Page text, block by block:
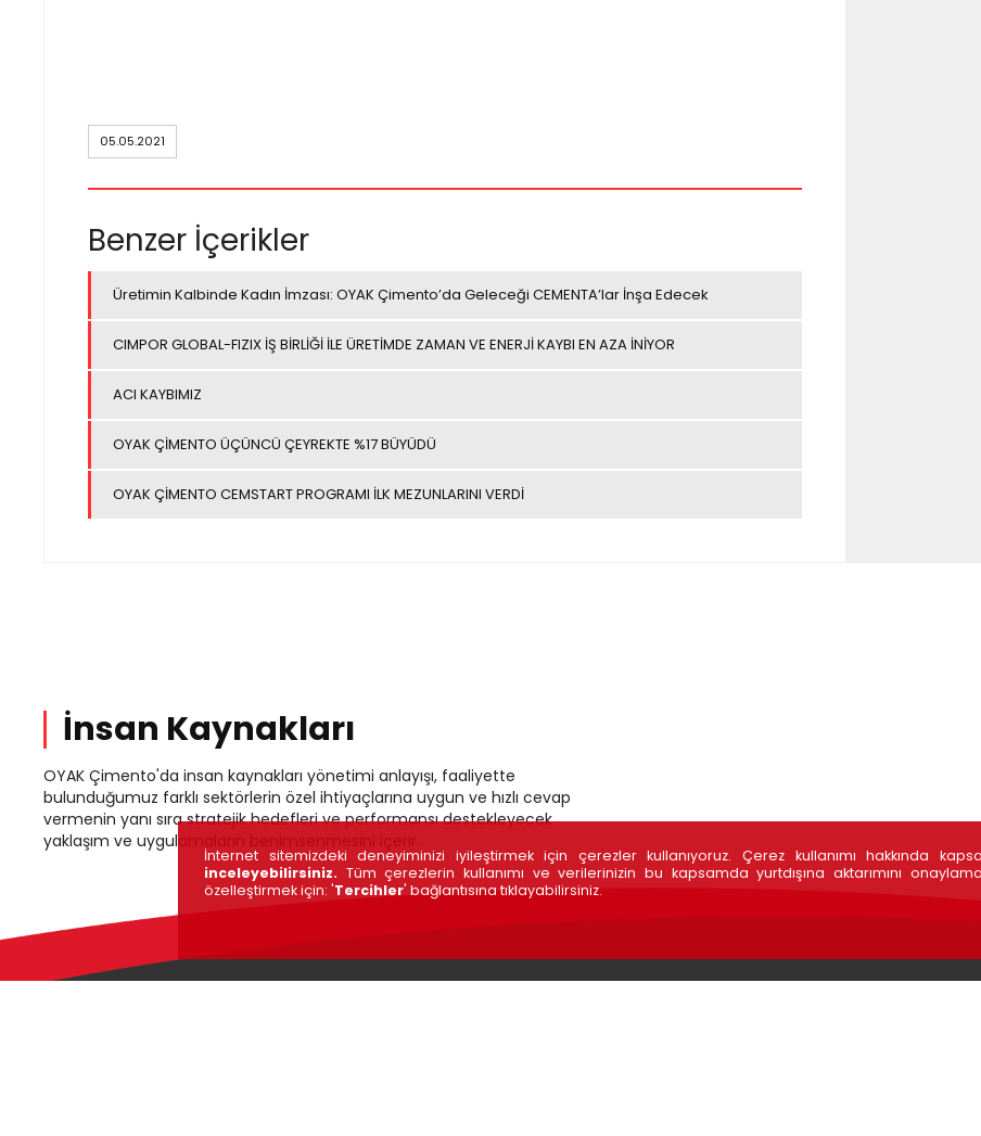
05.05.2021
Benzer İçerikler
Üretimin Kalbinde Kadın İmzası: OYAK Çimento’da Geleceği CEMENTA’lar İnşa Edecek
CIMPOR GLOBAL-FIZIX İŞ BİRLİĞİ İLE ÜRETİMDE ZAMAN VE ENERJİ KAYBI EN AZA İNİYOR
ACI KAYBIMIZ
OYAK ÇİMENTO ÜÇÜNCÜ ÇEYREKTE %17 BÜYÜDÜ
OYAK ÇİMENTO CEMSTART PROGRAMI İLK MEZUNLARINI VERDİ
İnsan Kaynakları
OYAK Çimento'da insan kaynakları yönetimi anlayışı, faaliyette
bulunduğumuz farklı sektörlerin özel ihtiyaçlarına uygun ve hızlı cevap
vermenin yanı sıra stratejik hedefleri ve performansı destekleyecek
yaklaşım ve uygulamaların benimsenmesini içerir.
İnternet sitemizdeki deneyiminizi iyileştirmek için çerezler kullanıyoruz. Çerez kullanımı hakkında
inceleyebilirsiniz. Tüm çerezlerin kullanımı ve verilerinizin bu kapsamda yurtdışına aktarımını
özelleştirmek için: 'Tercihler' bağlantısına tıklayabilirsiniz.